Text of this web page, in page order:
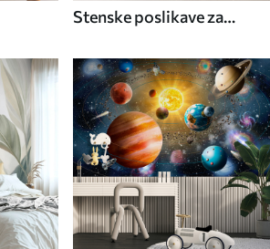
Stenske poslikave za